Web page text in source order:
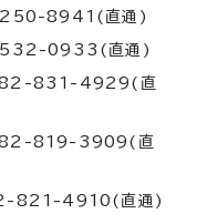
250-8941(直通)
532-0933(直通)
831-4929(直
819-3909(直
821-4910(直通)